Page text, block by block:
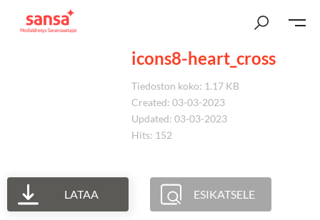
icons8-heart_cross
Tiedoston koko: 1.17 KB
Created: 03-03-2023
Updated: 03-03-2023
Hits: 152
LATAA ESIKATSELE